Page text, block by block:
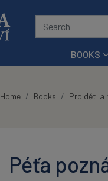
BOOKS
Home Books Pro děti a
Péťa